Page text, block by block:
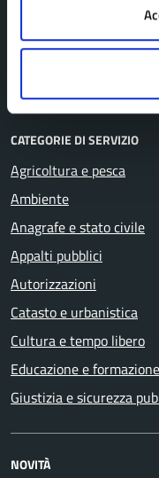
Uffici
CATEGORIE DI SERVIZIO
Agricoltura e pesca
Ambiente
Anagrafe e stato civile
Appalti pubblici
Autorizzazioni
Catasto e urbanistica
Cultura e tempo libero
Educazione e formazione
Giustizia e sicurezza
NOVITÀ